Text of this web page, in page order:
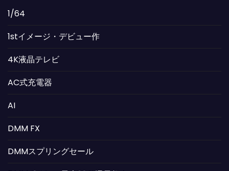
1/64
1stイメージ・デビュー作
4K液晶テレビ
AC式充電器
AI
DMM FX
DMMスプリングセール